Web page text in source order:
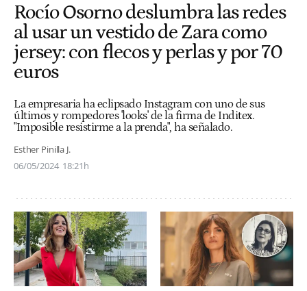
Rocío Osorno deslumbra las redes
al usar un vestido de Zara como
jersey: con flecos y perlas y por 70
euros
La empresaria ha eclipsado Instagram con uno de sus
últimos y rompedores 'looks' de la firma de Inditex.
"Imposible resistirme a la prenda", ha señalado.
Esther Pinilla J.
06/05/2024 18:21h